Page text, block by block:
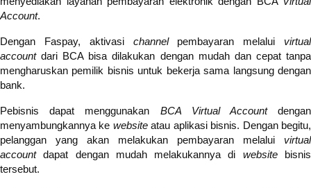
Account.
Dengan Faspay, aktivasi channelpembayaran melalui virtual
accountdari BCA bisa dilakukan dengan mudah dan cepat tanpa
mengharuskan pemilik bisnis untuk bekerja sama langsung dengan
bank.
Pebisnis dapat menggunakan BCA Virtual Accountdengan
menyambungkannya ke websiteatau aplikasi bisnis. Dengan begitu,
pelanggan yang akan melakukan pembayaran melalui virtual
accountdapat dengan mudah melakukannya di websitebisnis
tersebut.